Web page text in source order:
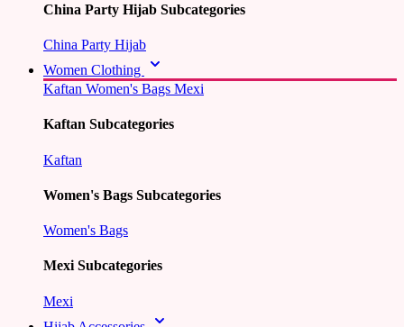
China Party Hijab Subcategories
China Party Hijab
Women Clothing
Kaftan Women's Bags Mexi
Kaftan Subcategories
Kaftan
Women's Bags Subcategories
Women's Bags
Mexi Subcategories
Mexi